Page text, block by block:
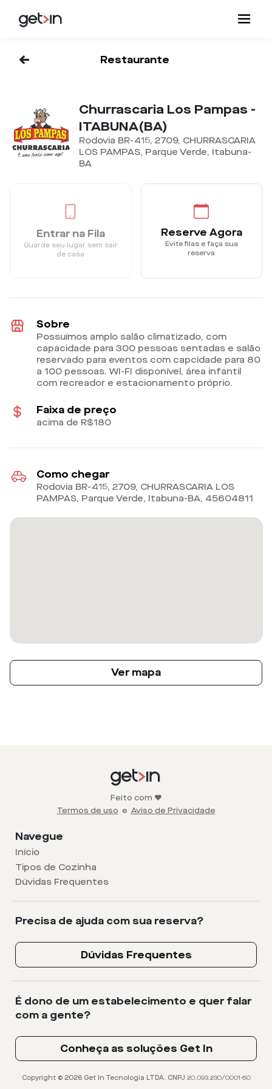
<- Restaurante
Churrascaria Los Pampas -
ITABUNA(BA)
Rodovia BR-415, 2709, CHURRASCARIA
LOS PAMPAS, Parque Verde, Itabuna-
BA
Entrar na Fila
Guarde seu lugar sem sair
de casa
Reserve Agora
Evite filas e faça sua
reserva
Sobre
Possuímos amplo salão climatizado, com
capacidade para 300 pessoas sentadas e salão
reservado para eventos com capcidade para 80
a 100 pessoas. WI-FI disponível, área infantil
com recreador e estacionamento próprio.
Faixa de preço
acima de R$180
Como chegar
Rodovia BR-415, 2709, CHURRASCARIA LOS
PAMPAS, Parque Verde, Itabuna-BA, 45604811
Ver mapa
Feito com ❤️
Termos de uso e Aviso de Privacidade
Navegue
Início
Tipos de Cozinha
Dúvidas Frequentes
Precisa de ajuda com sua reserva?
Dúvidas Frequentes
É dono de um estabelecimento e quer falar
com a gente?
Conheça as soluções Get In
Copyright © 2026 Get In Tecnologia LTDA. CNPJ 20.093.230/0001-50